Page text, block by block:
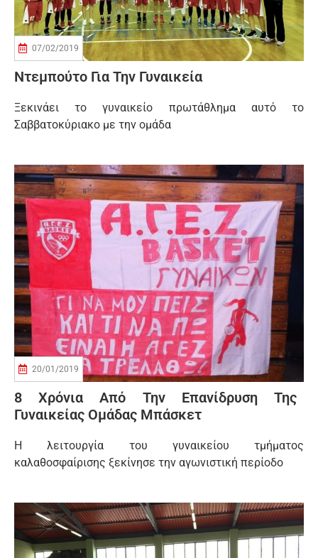
07/02/2019
Ντεμπούτο Για Την Γυναικεία
Ξεκινάει το γυναικείο πρωτάθλημα αυτό το
Σαββατοκύριακο με την ομάδα
20/01/2019
8 Χρόνια Από Την Επανίδρυση Της
Γυναικείας Ομάδας Μπάσκετ
Η λειτουργία του γυναικείου τμήματος
καλαθοσφαίρισης ξεκίνησε την αγωνιστική περίοδο